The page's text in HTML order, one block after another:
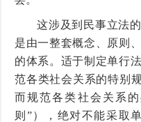
这涉及到民事立法
是由一整套概念、原则
的体系。适于制定单行
范各类社会关系的特别
而规范各类社会关系
则”），绝对不能采取